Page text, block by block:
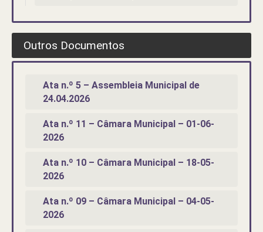
Outros Documentos
Ata n.º 5 – Assembleia Municipal de
24.04.2026
Ata n.º 11 – Câmara Municipal – 01-06-
2026
Ata n.º 10 – Câmara Municipal – 18-05-
2026
Ata n.º 09 – Câmara Municipal – 04-05-
2026